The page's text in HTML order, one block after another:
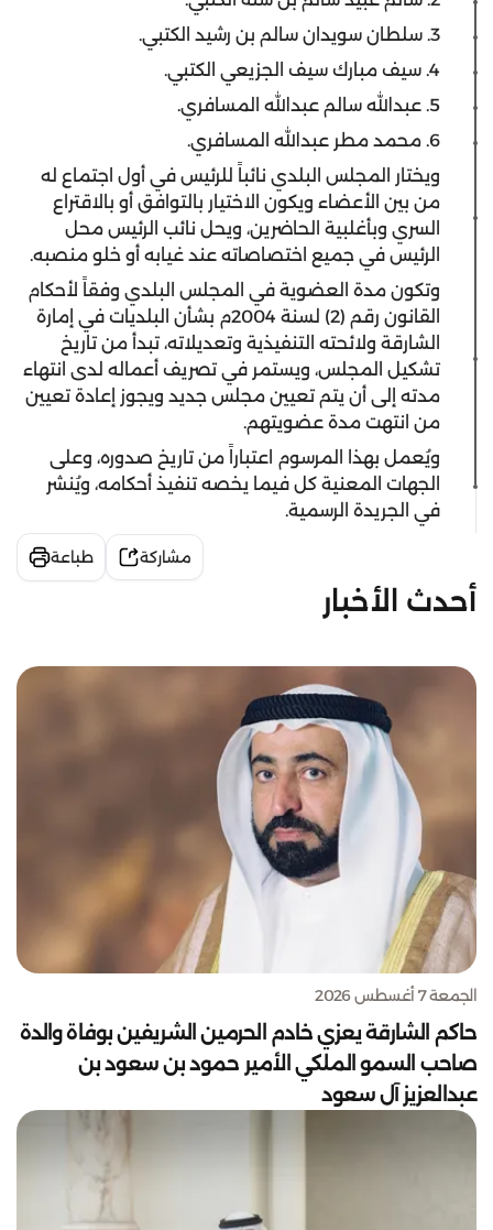
3. سلطان سويدان سالم بن رشيد الكتبي.
4. سيف مبارك سيف الجزيعي الكتبي.
5. عبدالله سالم عبدالله المسافري.
6. محمد مطر عبدالله المسافري.
ويختار المجلس البلدي نائباً للرئيس في أول اجتماع له
من بين الأعضاء ويكون الاختيار بالتوافق أو بالاقتراع
السري وبأغلبية الحاضرين، ويحل نائب الرئيس محل
الرئيس في جميع اختصاصاته عند غيابه أو خلو منصبه.
وتكون مدة العضوية في المجلس البلدي وفقاً لأحكام
القانون رقم (2) لسنة 2004م بشأن البلديات في إمارة
الشارقة ولائحته التنفيذية وتعديلاته، تبدأ من تاريخ
تشكيل المجلس، ويستمر في تصريف أعماله لدى انتهاء
مدته إلى أن يتم تعيين مجلس جديد ويجوز إعادة تعيين
من انتهت مدة عضويتهم.
ويُعمل بهذا المرسوم اعتباراً من تاريخ صدوره، وعلى
الجهات المعنية كل فيما يخصه تنفيذ أحكامه، ويُنشر
في الجريدة الرسمية.
مشاركة طباعة
أحدث الأخبار
الجمعة 7 أغسطس 2026
حاكم الشارقة يعزي خادم الحرمين الشريفين بوفاة والدة
صاحب السمو الملكي الأمير حمود بن سعود بن
عبدالعزيز آل سعود